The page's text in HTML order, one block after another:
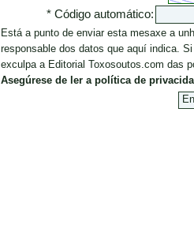
* Código automático:
Está a punto de enviar esta mesaxe a
responsable dos datos que aquí indica.
exculpa a Editorial Toxosoutos.com das
Asegúrese de ler a política de